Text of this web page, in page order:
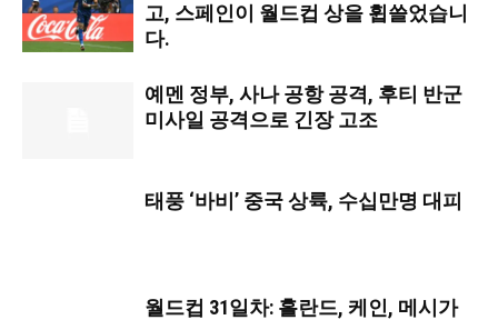
고, 스페인이 월드컵 상을 휩쓸었습니
다.
예멘 정부, 사나 공항 공격, 후티 반군
미사일 공격으로 긴장 고조
태풍 ‘바비’ 중국 상륙, 수십만명 대피
월드컵 31일차: 홀란드, 케인, 메시가